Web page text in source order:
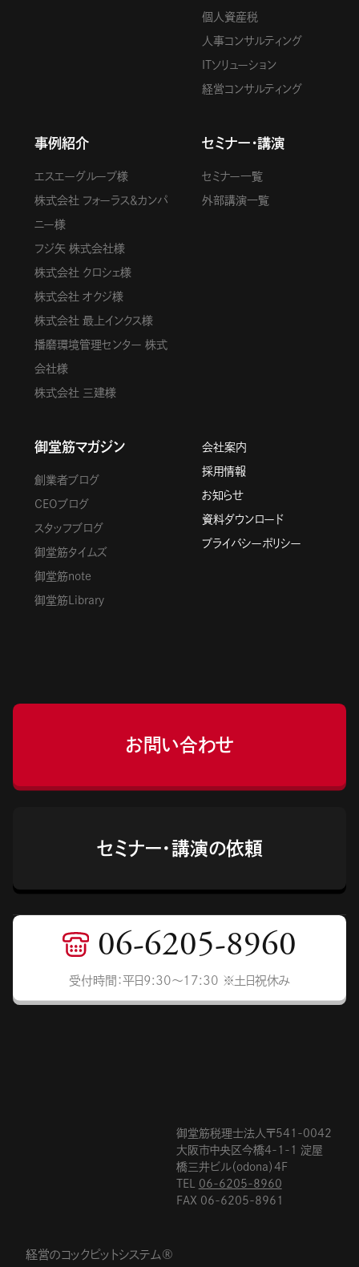
個人資産税
人事コンサルティング
ITソリューション
経営コンサルティング
事例紹介
エスエーグループ様
株式会社 フォーラス＆カンパ
ニー様
フジ矢 株式会社様
株式会社 クロシェ様
株式会社 オクジ様
株式会社 最上インクス様
播磨環境管理センター 株式
会社様
株式会社 三建様
セミナー・講演
セミナー一覧
外部講演一覧
御堂筋マガジン
創業者ブログ
CEOブログ
スタッフブログ
御堂筋タイムズ
御堂筋note
御堂筋Library
会社案内
採用情報
お知らせ
資料ダウンロード
プライバシーポリシー
お問い合わせ
セミナー・講演の依頼
06-6205-8960
受付時間：平日9:30〜17:30 ※土日祝休み
御堂筋税理士法人〒541-0042
大阪市中央区今橋4-1-1 淀屋
橋三井ビル（odona）4F
TEL 06-6205-8960
FAX 06-6205-8961
経営のコックピットシステム®